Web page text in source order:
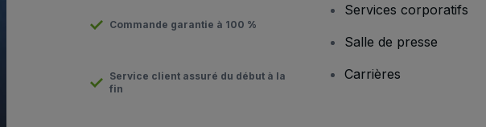
Commande garantie à 100 %
Service client assuré du début à la
fin
Services corporatifs
Salle de presse
Carrières